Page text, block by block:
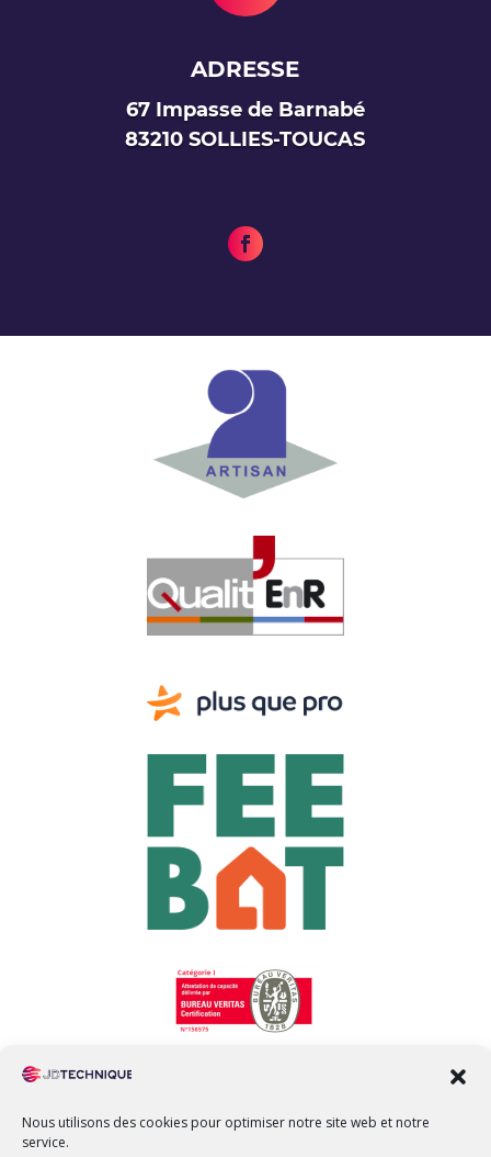
Nous utilisons des cookies pour optimiser notre site web et notre
service.
ADRESSE
67 Impasse de Barnabé
83210 SOLLIES-TOUCAS